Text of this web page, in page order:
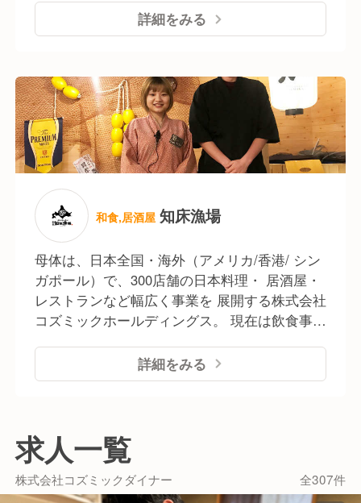
新規事業の構築など、飲食業の“裏側”を担う
重要なポジションも選択可能です。
●採用・教育担当
現場での経験を活かし、
店舗を支える「人材育成」の
側面から事業を支えるキャリアにも進めます。
多くの飲食企業が“直営店の運営”に特化しているのに
対し、
当社は直営＋FC＋本部機能＋ブランド創出まで担う
総合型の飲食事業会社です。
そのため「現場を経験した先に進む場所がない」と
感じることはありません。
自らキャリアを描き、チャレンジする環境と選択肢が
あります。
「飲食の現場から一歩進んだ仕事がしたい」
都道府県＋海外3ヵ国で ●国内直営レストラン
事業(居酒屋･カフェなど) ●海外直営レストラン
内FC事業 / 海外FC事業 など幅広く事業を展
開。 今後も勢いを留めず、『新業態への着手』
『既存ブランドのFC展開』 この二つを軸に、
着実に事業を拡大。
詳細をみる
和食,居酒屋 知床漁場
母体は、日本全国・海外（アメリカ/香港/ シン
ガポール）で、300店舗の日本料理・ 居酒屋・
レストランなど幅広く事業を 展開する株式会社
コズミックホールディングス。 現在は飲食事業
都道府県＋海外3ヵ国で ●国内直営レストラン
事業(居酒屋･カフェなど) ●海外直営レストラン
開。 今後も勢いを留めず、『新業態への着手』
『既存ブランドのFC展開』 この二つを軸に、
着実に事業を拡大。
詳細をみる
求人一覧
株式会社コズミックダイナー 全307件